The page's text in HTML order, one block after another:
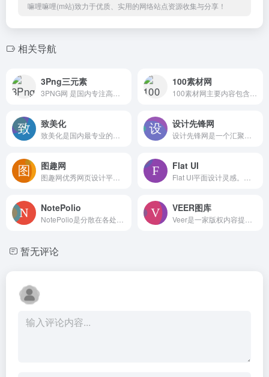
嘛哩嘛哩(m站)致力于优质、实用的网络站点资源收集与分享！
相关导航
3Png三元素 100素材网
致美化 设计先锋网
图趣网 Flat UI
NotePolio VEER图库
暂无评论